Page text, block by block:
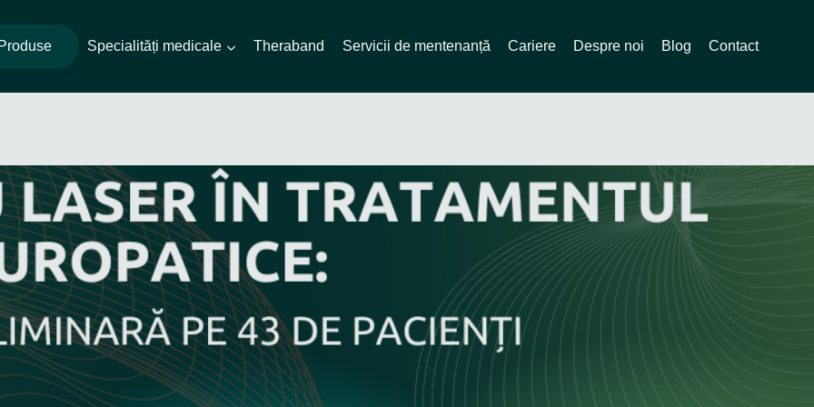
Produse Specialități medicale Theraband Servicii de mentenanță Cariere Despre noi Blog Contact